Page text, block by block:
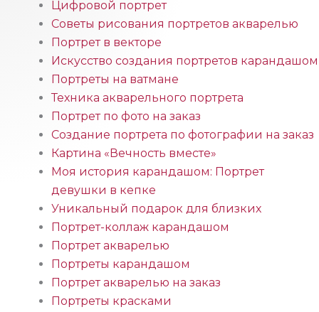
Цифровой портрет
Советы рисования портретов акварелью
Портрет в векторе
Искусство создания портретов карандашом
Портреты на ватмане
Техника акварельного портрета
Портрет по фото на заказ
Создание портрета по фотографии на заказ
Картина «Вечность вместе»
Моя история карандашом: Портрет
девушки в кепке
Уникальный подарок для близких
Портрет-коллаж карандашом
Портрет акварелью
Портреты карандашом
Портрет акварелью на заказ
Портреты красками